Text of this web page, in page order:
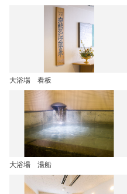
大浴場 看板
大浴場 湯船